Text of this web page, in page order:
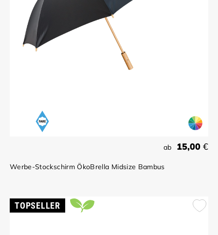
ab 15,00 €
Werbe-Stockschirm ÖkoBrella Midsize Bambus
TOPSELLER